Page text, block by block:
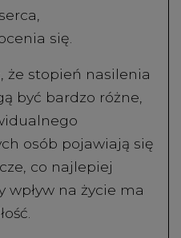
się.
że stopień nasilenia
być bardzo różne,
osób pojawiają się
co najlepiej
wpływ na życie ma